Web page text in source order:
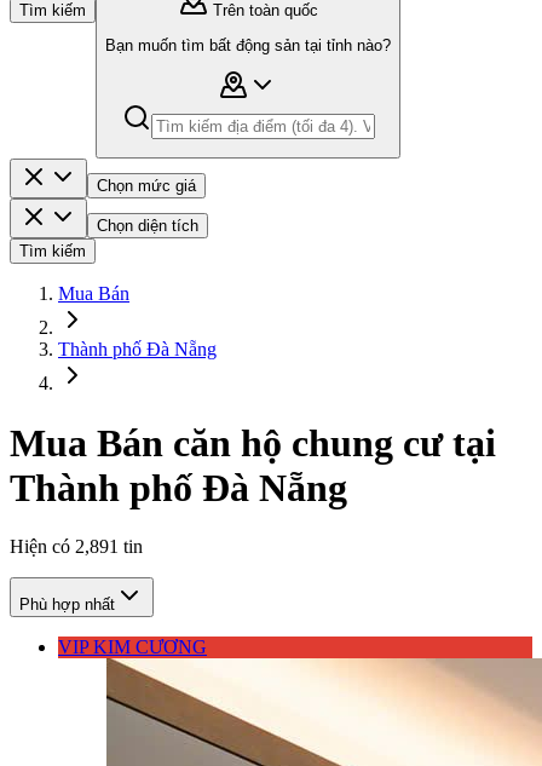
Tìm kiếm
Trên toàn quốc
Bạn muốn tìm bất động sản tại tỉnh nào?
Chọn mức giá
Chọn diện tích
Tìm kiếm
Mua Bán
Thành phố Đà Nẵng
Mua Bán căn hộ chung cư tại
Thành phố Đà Nẵng
Hiện có 2,891 tin
Phù hợp nhất
VIP KIM CƯƠNG